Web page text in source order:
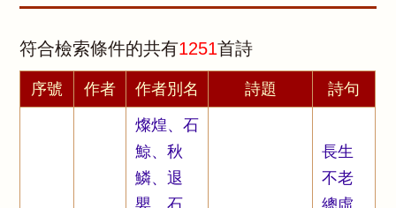
符合檢索條件的共有1251首詩
序號 作者 作者別名 詩題 詩句
燦煌、石
鯨、秋
鱗、退
嬰、石
長生
不老
總虛